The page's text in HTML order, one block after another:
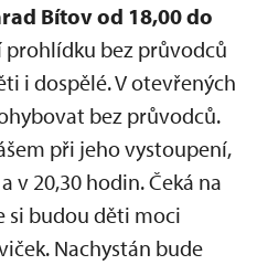
Bítov od 18,00 do
prohlídku bez průvodců
i dospělé. V otevřených
bez průvodců.
při jeho vystoupení,
v 20,30 hodin. Čeká na
si budou děti moci
Nachystán bude